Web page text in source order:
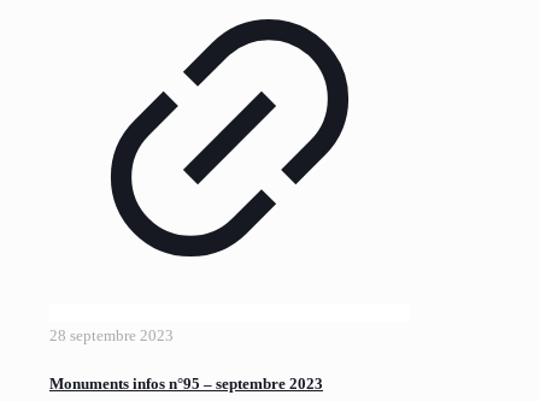
28 septembre 2023
Monuments infos n°95 – septembre 2023